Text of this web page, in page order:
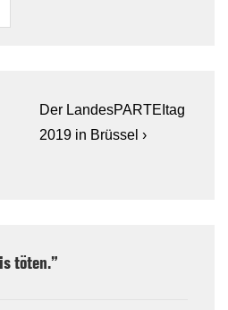
Next
Post
Der LandesPARTEItag
2019 in Brüssel ›
töten.”